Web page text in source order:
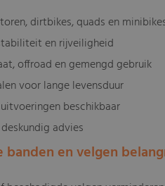
dirtbikes, quads en
en rijveiligheid
offroad en gemengd gebruik
voor lange levensduur
beschikbaar
advies
banden en velgen